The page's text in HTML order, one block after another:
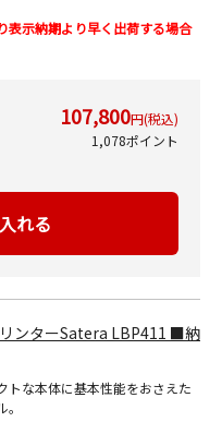
表示納期より早く出荷する場合
107,800円(税込)
1,078ポイント
ンターSatera LBP411 ■納
トな本体に基本性能をおさえた